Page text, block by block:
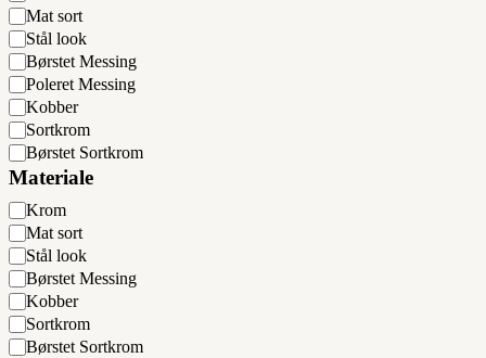
Mat sort
Stål look
Børstet Messing
Poleret Messing
Kobber
Sortkrom
Børstet Sortkrom
Materiale
Materiale
Krom
Mat sort
Stål look
Børstet Messing
Kobber
Sortkrom
Børstet Sortkrom